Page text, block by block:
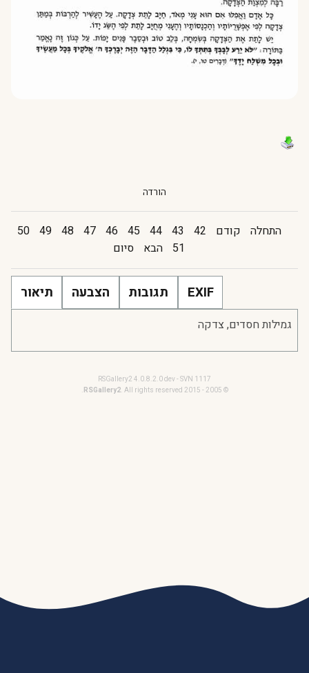
הורדה
התחלה קודם 42
43
44
45
46
47
48
49
50
51
הבא סיום
תיאור הצבעה תגובות EXIF
גמילות חסדים, צדקה
RSGallery2 4.0.8.2.0 dev - SVN 1117
© 2005 - 2015
RSGallery2. All rights reserved.